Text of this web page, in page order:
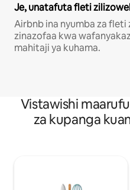
Je, unatafuta fleti
Airbnb ina nyumba za fleti
zinazofaa kwa
mahitaji ya kuhama.
Vistawishi
za kupanga